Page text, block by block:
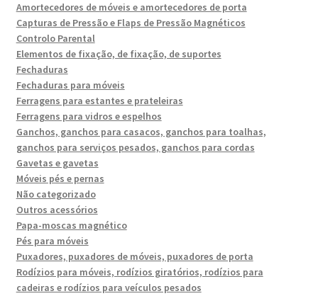
Amortecedores de móveis e amortecedores de porta
Capturas de Pressão e Flaps de Pressão Magnéticos
Controlo Parental
Elementos de fixação, de fixação, de suportes
Fechaduras
Fechaduras para móveis
Ferragens para estantes e prateleiras
Ferragens para vidros e espelhos
Ganchos, ganchos para casacos, ganchos para toalhas,
ganchos para serviços pesados, ganchos para cordas
Gavetas e gavetas
Móveis pés e pernas
Não categorizado
Outros acessórios
Papa-moscas magnético
Pés para móveis
Puxadores, puxadores de móveis, puxadores de porta
Rodízios para móveis, rodízios giratórios, rodízios para
cadeiras e rodízios para veículos pesados